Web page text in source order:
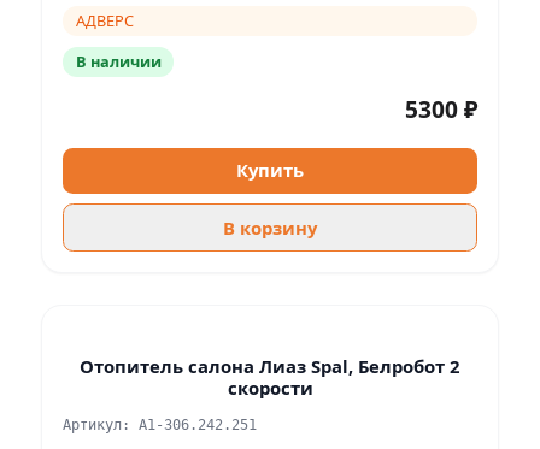
АДВЕРС
В наличии
5300 ₽
Купить
В корзину
Отопитель салона Лиаз Spal, Белробот 2
скорости
Артикул: A1-306.242.251